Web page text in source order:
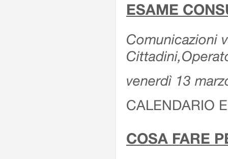
ESAME
Comunicazioni
venerdì 13
CALENDARIO
COSA FARE